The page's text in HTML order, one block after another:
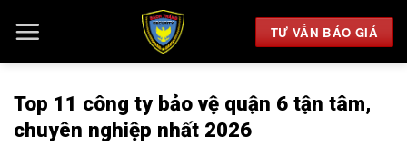
đến
TƯ VẤN BÁO GIÁ
Top 11 công ty bảo vệ quận 6 tận tâm,
chuyên nghiệp nhất 2026